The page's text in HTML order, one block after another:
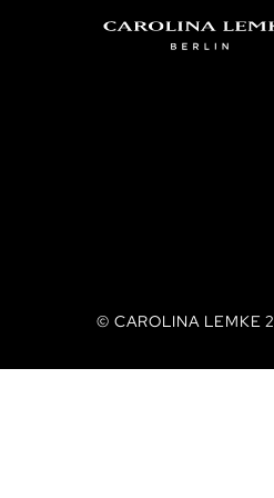
© CAROLINA LEMKE